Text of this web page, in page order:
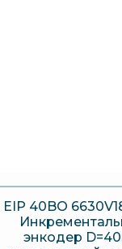
EIP 40BO
энкодер